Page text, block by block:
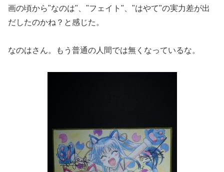
画の頃から"なのは"、"フェイト"、"はやて"の実力差が出
だしたのかね？と感じた。
なのはさん。もう普通の人間では無くなっているな。